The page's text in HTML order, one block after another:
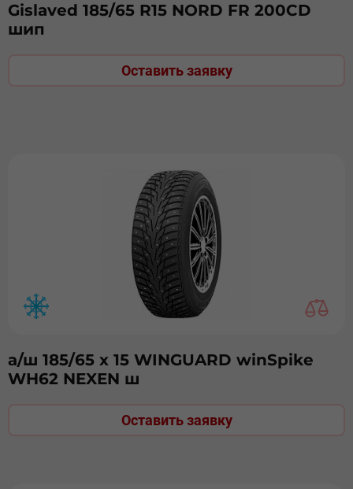
Gislaved 185/65 R15 NORD FR 200СD
шип
Оставить заявку
а/ш 185/65 х 15 WINGUARD winSpike
WH62 NEXEN ш
Оставить заявку